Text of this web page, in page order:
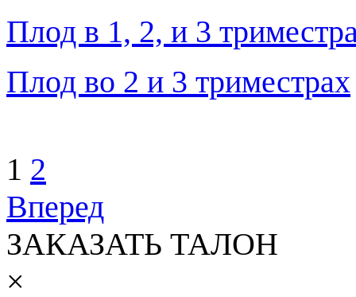
Плод в 1, 2, и 3
Плод во 2 и 3 триместрах
1 2
Вперед
ЗАКАЗАТЬ ТАЛОН
×